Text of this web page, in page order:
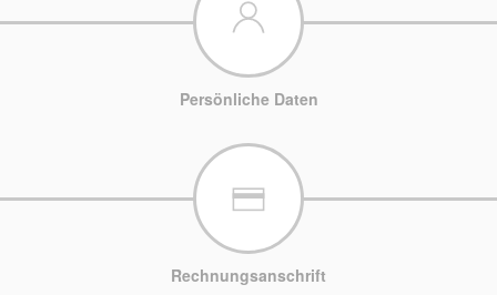
Persönliche Daten
Rechnungsanschrift